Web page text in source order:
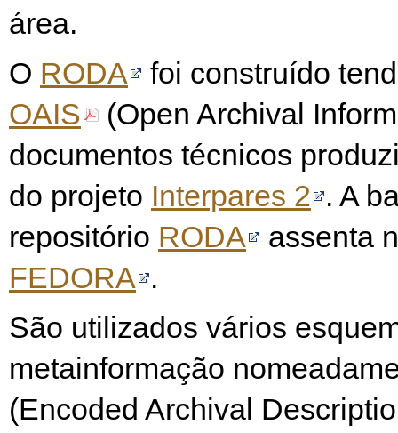
área.
O RODA
foi construído
OAIS
(Open Archival
documentos técnicos
do projeto Interpares 2 . A
repositório RODA
assenta
FEDORA .
São utilizados vários
metainformação
(Encoded Archival